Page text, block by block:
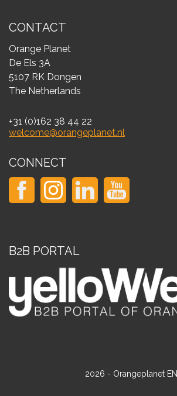
CONTACT
Orange Planet
De Els 3A
5107 RK Dongen
The Netherlands
+31 (0)162 38 44 22
welcome@orangeplanet.nl
CONNECT
B2B PORTAL
2026 - Orangeplanet EN